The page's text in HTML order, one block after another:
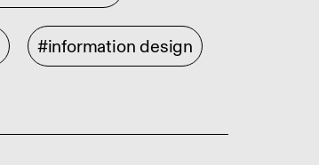
#information design